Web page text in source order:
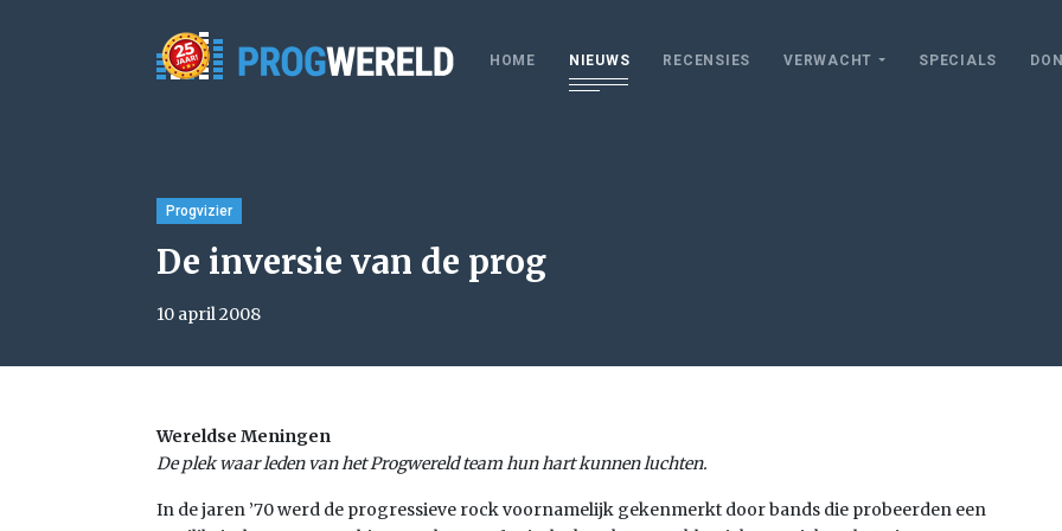
HOME NIEUWS RECENSIES VERWACHT SPECIALS
Progvizier
De inversie van de prog
10 april 2008
Wereldse Meningen
De plek waar leden van het Progwereld team hun hart kunnen luchten.
In de jaren ’70 werd de progressieve rock voornamelijk gekenmerkt door bands die probeerden een